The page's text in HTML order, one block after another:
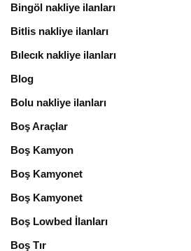
Bingöl nakliye ilanları
Bitlis nakliye ilanları
Bılecık nakliye ilanları
Blog
Bolu nakliye ilanları
Boş Araçlar
Boş Kamyon
Boş Kamyonet
Boş Kamyonet
Boş Lowbed İlanları
Boş Tır